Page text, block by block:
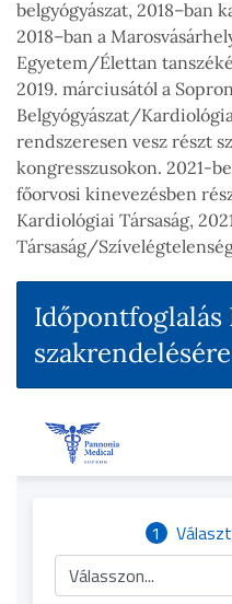
belgyógyászat, 2018–ban
2018–ban a
Egyetem/Élettan
2019. márciusától a
Belgyógyászat/
rendszeresen vesz részt
kongresszusokon. 2021-
főorvosi kinevezésben
Kardiológiai Társaság,
Társaság/
Időpontfoglalás
szakrendelésére